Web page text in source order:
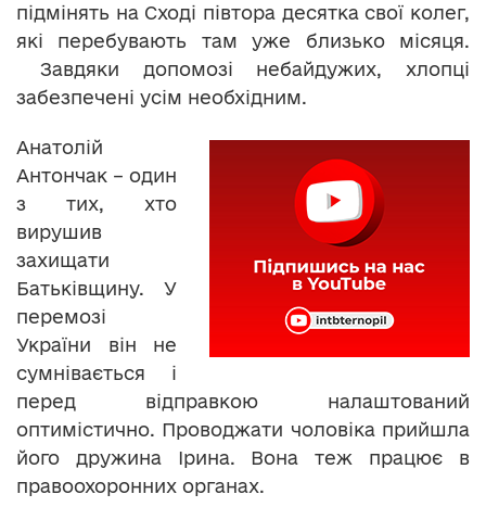
підмінять на Сході півтора десятка свої колег,
які перебувають там уже близько місяця.
Завдяки допомозі небайдужих, хлопці
забезпечені усім необхідним.
Анатолій
Антончак – один
з тих, хто
вирушив
захищати
Батьківщину. У
перемозі
України він не
сумнівається і
перед відправкою налаштований
оптимістично. Проводжати чоловіка прийшла
його дружина Ірина. Вона теж працює в
правоохоронних органах.